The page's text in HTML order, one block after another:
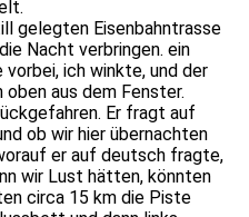
gelegten Eisenbahntrasse
Nacht verbringen. ein
ich winkte, und der
oben aus dem Fenster.
Er fragt auf
ob wir hier übernachten
er auf deutsch fragte,
wir Lust hätten, könnten
circa 15 km die Piste